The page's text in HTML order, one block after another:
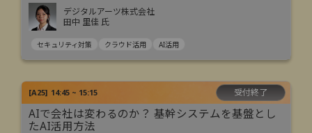
デジタルアーツ株式会社
田中 里佳 氏
セキュリティ対策 クラウド活用 AI活用
[A25] 14:45 ~ 15:15 受付終了
AIで会社は変わるのか？ 基幹システムを基盤とし
たAI活用方法